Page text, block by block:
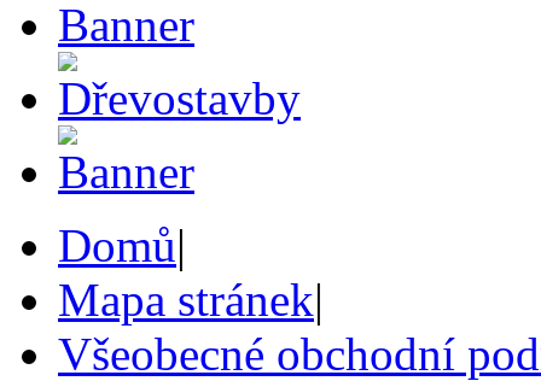
Domů|
Mapa stránek|
Všeobecné obchodní